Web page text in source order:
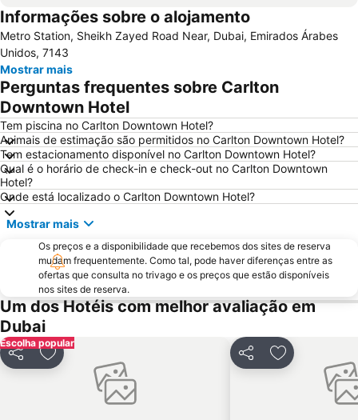
Dubai World Trade Centre
Al Barsha Dubai
Business Bay
Dubai Festival City
Deira City Centre Metro Station
Deira City Center Mall
Jumeirah Beach Residence
Bur Dubai
Dubai Metro
Al Rigga
GULFOOD EXHIBITION
Dubai Creek
Airport Terminal 3 Metro Station
Al Qusais
Sharjah City Center
DMCC Metro Station
DUBAI INTERNATIONAL BOAT SHOW
Business Bay Metro Station
Mall of the Emirates
Dubai Marina Mall
Dubai Aquarium & Underwater Zoo
World Trade Centre Metro Station
Dubai Museum
Dubai Media City
Al Maktoum International Airport
The Dubai Fountain
Wild Wadi Waterpark
Souk Madinat Jumeirah
Aquaventure Waterpark
Airport Terminal 1 Metro Station
Informações sobre o alojamento
Metro Station, Sheikh Zayed Road Near, Dubai, Emirados Árabes
Unidos, 7143
Mostrar mais
Perguntas frequentes sobre Carlton
Downtown Hotel
Tem piscina no Carlton Downtown Hotel?
Animais de estimação são permitidos no Carlton Downtown Hotel?
Tem estacionamento disponível no Carlton Downtown Hotel?
Qual é o horário de check-in e check-out no Carlton Downtown
Hotel?
Onde está localizado o Carlton Downtown Hotel?
Mostrar mais
Os preços e a disponibilidade que recebemos dos sites de reserva
mudam frequentemente. Como tal, pode haver diferenças entre as
ofertas que consulta no trivago e os preços que estão disponíveis
nos sites de reserva.
Um dos Hotéis com melhor avaliação em
Dubai
Escolha popular
PartilharAdicionar aos favoritos PartilharAdicionar